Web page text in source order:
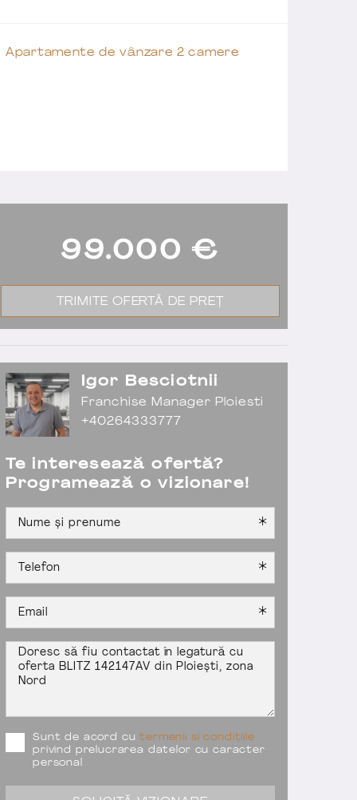
Apartamente de vânzare 2 camere
Igor Besciotnii
Franchise Manager Ploiesti
+40264333777
Te interesează ofertă?
Programează o vizionare!
Sunt de acord cutermenii si condițiile
privind prelucrarea datelor cu caracter
personal
99.000 €
TRIMITE OFERTĂ DE PREȚ